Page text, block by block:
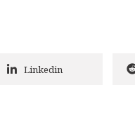
Linkedin